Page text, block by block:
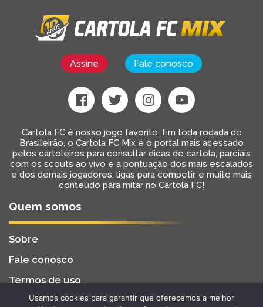
Assine Fale conosco
Cartola FC é nosso jogo favorito. Em toda rodada do
Brasileirão, o Cartola FC Mix é o portal mais acessado
pelos cartoleiros para consultar dicas de cartola, parciais
com os scouts ao vivo e a pontuação dos mais escalados
e dos demais jogadores, ligas para competir, e muito mais
conteúdo para mitar no Cartola FC!
Quem somos
Sobre
Fale conosco
Termos de uso
Usamos cookies para garantir que oferecemos a melhor